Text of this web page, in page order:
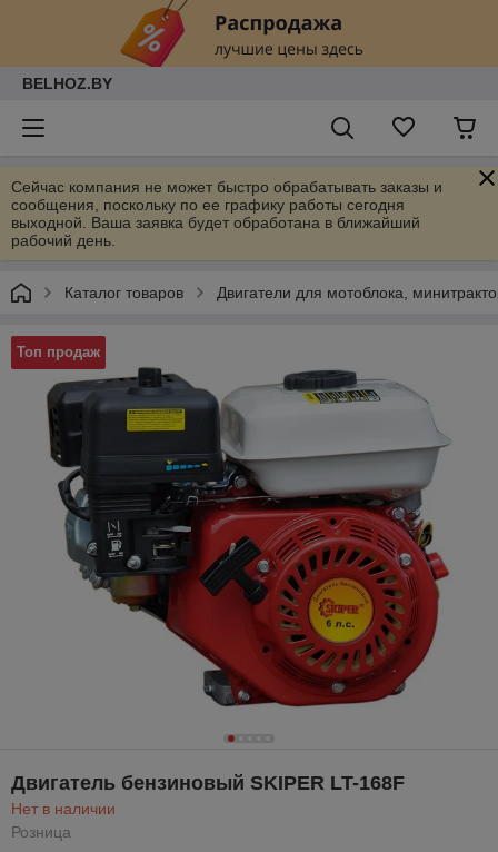
BELHOZ.BY
Сейчас компания не может быстро обрабатывать заказы и
сообщения, поскольку по ее графику работы сегодня
выходной. Ваша заявка будет обработана в ближайший
рабочий день.
Каталог товаров Двигатели для мотоблока,
Топ продаж
Двигатель бензиновый SKIPER LT-168F
Нет в наличии
Розница